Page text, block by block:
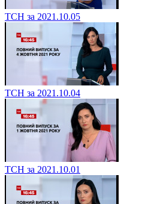
ТСН за 2021.10.05
ТСН за 2021.10.04
ТСН за 2021.10.01